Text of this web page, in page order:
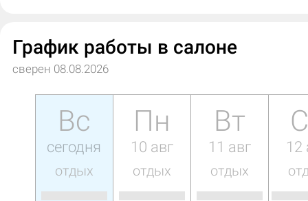
График работы в салоне
сверен 08.08.2026
Вс
сегодня
отдых
Пн
10 авг
отдых
Вт
11 авг
отдых
12